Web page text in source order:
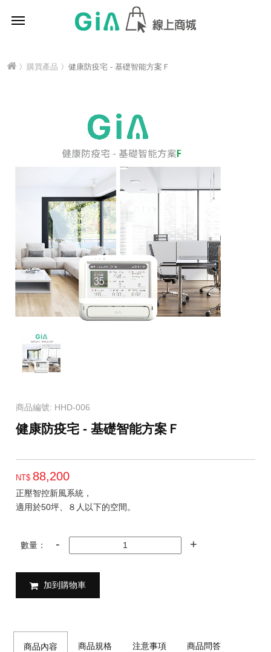
〉 購買產品 〉健康防疫宅 - 基礎智能方案Ｆ
商品編號: HHD-006
健康防疫宅 - 基礎智能方案Ｆ
NT$ 88,200
正壓智控新風系統，
適用於50坪、８人以下的空間。
數量：
加到購物車
商品內容 商品規格 注意事項 商品問答